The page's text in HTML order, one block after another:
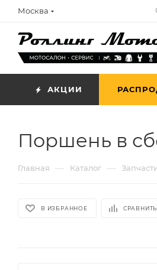
Москва
АКЦИИ
Поршень в
Главная — Каталог —
В ИЗБРАННОЕ СРАВНИТЬ